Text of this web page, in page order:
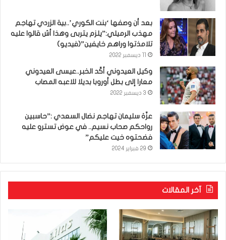
بعد أن وصفها ‘بنت الكوري’..بية الزردي تهاجم
مهذب الرميلي:”يلزم يتربى وهذا أش قالوا عليه
تلامذتوا وراهم خايفين”(فيديو)
وكيل العيدوني أكّد الخبر..عيسى العيدوني
معارا إلى بطل أوروبا بديلا للاعبه المصاب
3 ديسمبر 2022
عزّة سليمان تهاجم نضال السعدي :”حاسبين
رواحكم صحاب نسيم.. في عوض تسترو عليه
فضحتوه خيت عليكم”
29 فبراير 2024
آخر المقالات